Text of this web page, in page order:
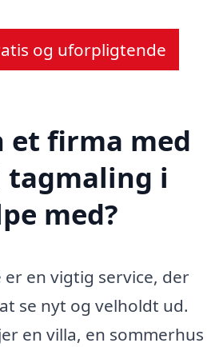
og uforpligtende
et firma med
tagmaling i
med?
er en vigtig service, der
se nyt og velholdt ud.
en villa, en sommerhus